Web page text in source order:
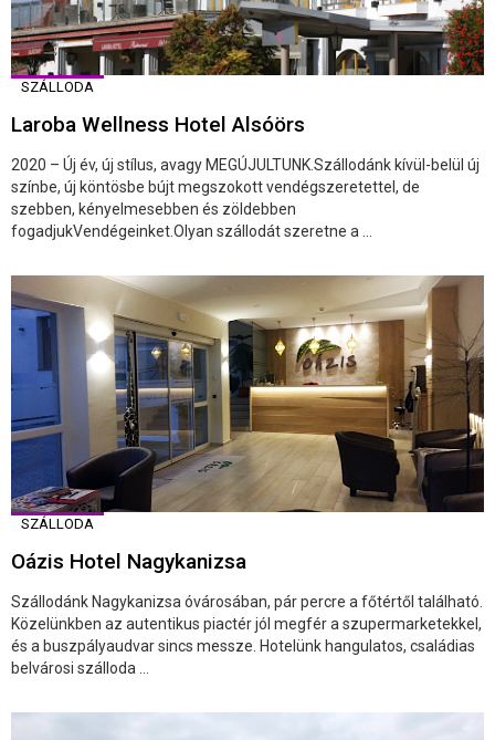
SZÁLLODA
Laroba Wellness Hotel Alsóörs
2020 – Új év, új stílus, avagy MEGÚJULTUNK.Szállodánk kívül-belül új
színbe, új köntösbe bújt megszokott vendégszeretettel, de
szebben, kényelmesebben és zöldebben
fogadjukVendégeinket.Olyan szállodát szeretne a ...
SZÁLLODA
Oázis Hotel Nagykanizsa
Szállodánk Nagykanizsa óvárosában, pár percre a főtértől található.
Közelünkben az autentikus piactér jól megfér a szupermarketekkel,
és a buszpályaudvar sincs messze. Hotelünk hangulatos, családias
belvárosi szálloda ...